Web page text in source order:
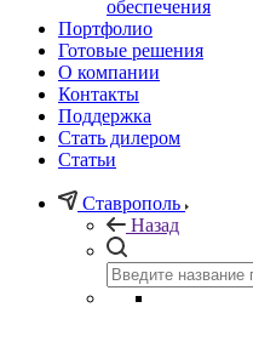
обеспечения
Портфолио
Готовые решения
О компании
Контакты
Поддержка
Стать дилером
Статьи
Ставрополь
Назад